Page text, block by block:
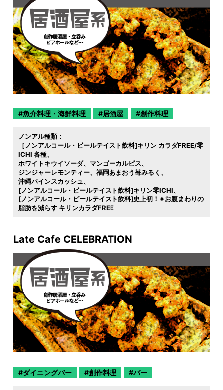
魚介料理・海鮮料理 居酒屋 創作料理
ノンアル種類：
［ノンアルコール・ビールテイスト飲料]キリン カラダFREE/零
ICHI 各種
ホワイトキウイソーダ
マンゴーカルピス
ジンジャーレモンティー
福岡あまおう苺みるく
沖縄パインスカッシュ
[ノンアルコール・ビールテイスト飲料]キリン零ICHI
[ノンアルコール・ビールテイスト飲料]史上初！※お腹まわりの
脂肪を減らす キリンカラダFREE
Late Cafe CELEBRATION
ダイニングバー 創作料理 バー